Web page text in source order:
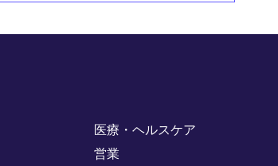
医療・ヘルスケア
営業